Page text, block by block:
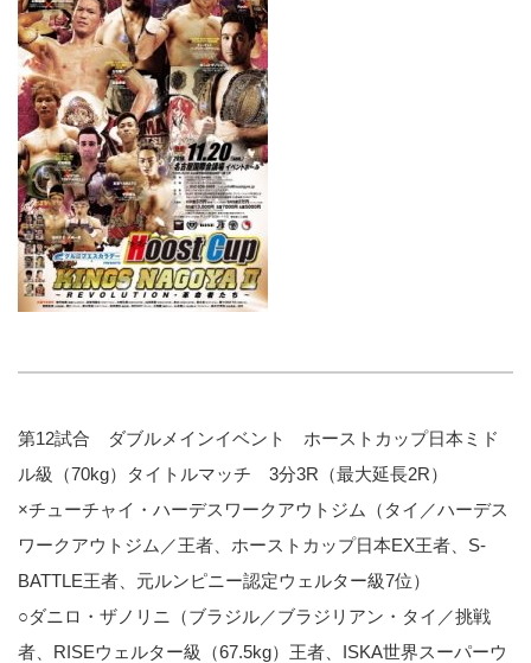
第12試合 ダブルメインイベント ホーストカップ日本ミド
ル級（70kg）タイトルマッチ 3分3R（最大延長2R）
×チューチャイ・ハーデスワークアウトジム（タイ／ハーデス
ワークアウトジム／王者、ホーストカップ日本EX王者、S-
BATTLE王者、元ルンピニー認定ウェルター級7位）
○ダニロ・ザノリニ（ブラジル／ブラジリアン・タイ／挑戦
者、RISEウェルター級（67.5kg）王者、ISKA世界スーパーウ